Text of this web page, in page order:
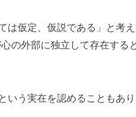
は仮定、仮説である」と考え
の外部に独立して存在する
いう実在を認めることもあり